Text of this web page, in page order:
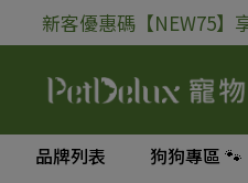
新客優惠碼【NEW75】
品牌列表 狗狗專區 🐾